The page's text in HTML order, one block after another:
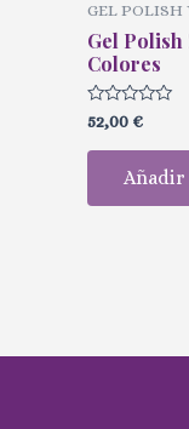
GEL POLISH
Gel
Colores
Valorado
con
0
52,00 €